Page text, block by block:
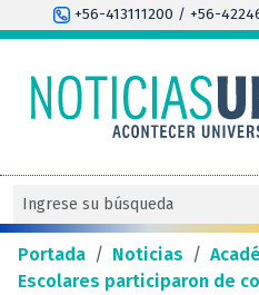
+56-413111200 / +56-
Portada / Noticias /
Escolares participaron de